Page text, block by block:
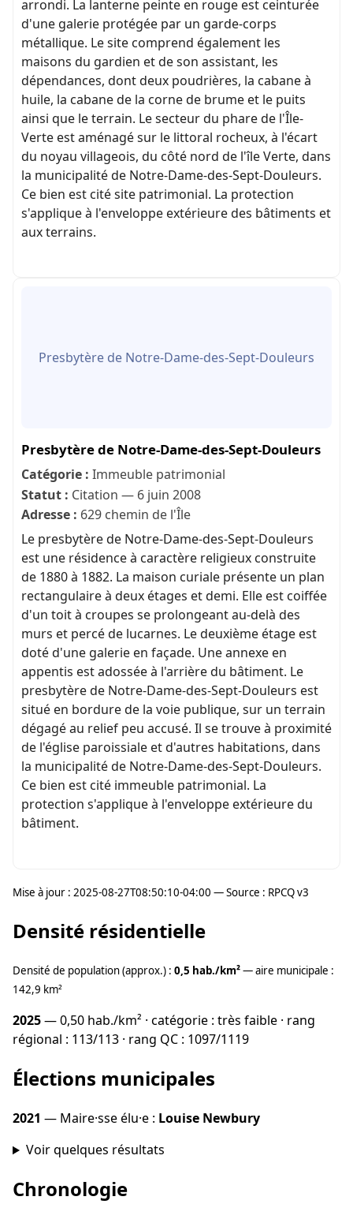
arrondi. La lanterne peinte en rouge est ceinturée
d'une galerie protégée par un garde-corps
métallique. Le site comprend également les
maisons du gardien et de son assistant, les
dépendances, dont deux poudrières, la cabane à
huile, la cabane de la corne de brume et le puits
ainsi que le terrain. Le secteur du phare de l'Île-
Verte est aménagé sur le littoral rocheux, à l'écart
du noyau villageois, du côté nord de l'île Verte, dans
la municipalité de Notre-Dame-des-Sept-Douleurs.
Ce bien est cité site patrimonial. La protection
s'applique à l'enveloppe extérieure des bâtiments et
aux terrains.
Presbytère de Notre-Dame-des-Sept-Douleurs
Presbytère de Notre-Dame-des-Sept-Douleurs
Catégorie : Immeuble patrimonial
Statut : Citation — 6 juin 2008
Adresse : 629 chemin de l'Île
Le presbytère de Notre-Dame-des-Sept-Douleurs
est une résidence à caractère religieux construite
de 1880 à 1882. La maison curiale présente un plan
rectangulaire à deux étages et demi. Elle est coiffée
d'un toit à croupes se prolongeant au-delà des
murs et percé de lucarnes. Le deuxième étage est
doté d'une galerie en façade. Une annexe en
appentis est adossée à l'arrière du bâtiment. Le
presbytère de Notre-Dame-des-Sept-Douleurs est
situé en bordure de la voie publique, sur un terrain
dégagé au relief peu accusé. Il se trouve à proximité
de l'église paroissiale et d'autres habitations, dans
la municipalité de Notre-Dame-des-Sept-Douleurs.
Ce bien est cité immeuble patrimonial. La
protection s'applique à l'enveloppe extérieure du
bâtiment.
Mise à jour : 2025-08-27T08:50:10-04:00 — Source : RPCQ v3
Densité résidentielle
Densité de population (approx.) : 0,5 hab./km²— aire municipale :
142,9 km²
2025— 0,50 hab./km² · catégorie : très faible · rang
régional : 113/113 · rang QC : 1097/1119
Élections municipales
2021 — Maire·sse élu·e : Louise Newbury
Voir quelques résultats
Chronologie